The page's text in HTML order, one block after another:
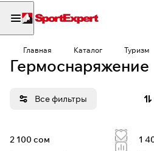
Главная Каталог Туризм
Гермоснаряжение
Все фильтры
2 100 сом
1